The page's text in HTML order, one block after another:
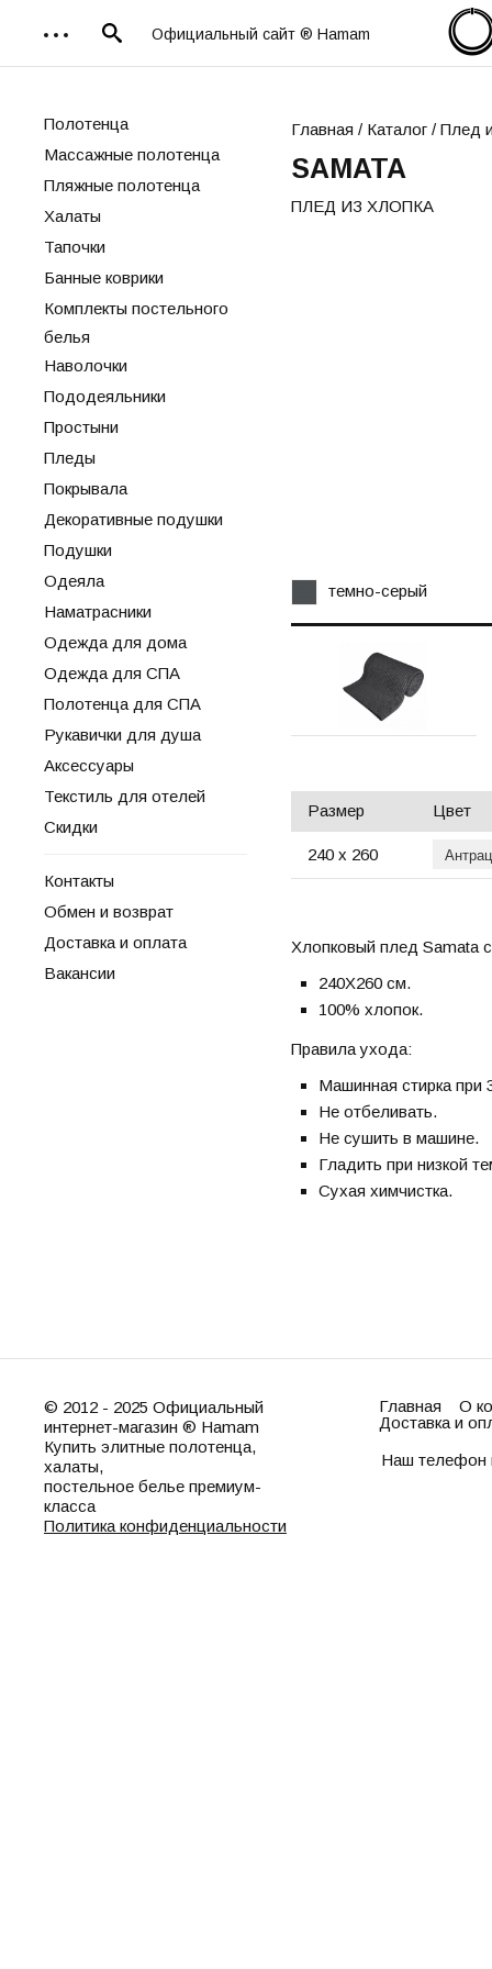
Официальный сайт ® Hamam
Полотенца
Массажные полотенца
Пляжные полотенца
Халаты
Тапочки
Банные коврики
Комплекты постельного
белья
Наволочки
Пододеяльники
Простыни
Пледы
Покрывала
Декоративные подушки
Подушки
Одеяла
Наматрасники
Одежда для дома
Одежда для СПА
Полотенца для СПА
Рукавички для душа
Аксессуары
Текстиль для отелей
Скидки
Контакты
Обмен и возврат
Доставка и оплата
Вакансии
Главная / Каталог / Плед
SAMATA
ПЛЕД ИЗ ХЛОПКА
темно-серый
Размер Цвет
240 х 260
Хлопковый плед Samata
240X260 см.
100% хлопок.
Правила ухода:
Машинная стирка при
Не отбеливать.
Не сушить в машине.
Гладить при низкой
Сухая химчистка.
© 2012 - 2025 Официальный
интернет-магазин ® Hamam
Купить элитные полотенца,
халаты,
постельное белье премиум-
класса
Политика конфиденциальности
Главная
О
Доставка и
Наш телефон